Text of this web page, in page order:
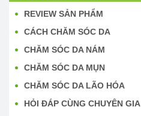
REVIEW SẢN PHẨM
CÁCH CHĂM SÓC DA
CHĂM SÓC DA NÁM
CHĂM SÓC DA MỤN
CHĂM SÓC DA LÃO HÓA
HỎI ĐÁP CÙNG CHUYÊN GIA